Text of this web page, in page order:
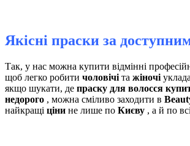
Якісні праски за
Так, у нас можна купити відмінні
щоб легко робити чоловічі та жіночі
якщо шукати, де праску для волосся
недорого , можна сміливо заходити в
найкращі ціни не лише по Києву , а й по